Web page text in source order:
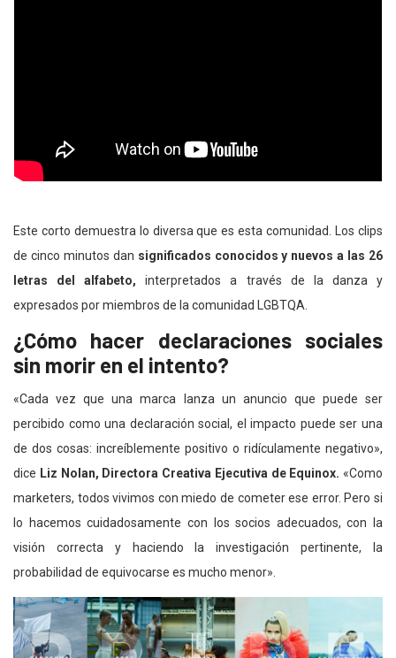
Este corto demuestra lo diversa que es esta comunidad. Los clips
de cinco minutos dan significados conocidos y nuevos a las 26
letras del alfabeto, interpretados a través de la danza y
expresados por miembros de la comunidad LGBTQA.
¿Cómo hacer declaraciones sociales
sin morir en el intento?
«Cada vez que una marca lanza un anuncio que puede ser
percibido como una declaración social, el impacto puede ser una
de dos cosas: increíblemente positivo o ridículamente negativo»,
dice Liz Nolan, Directora Creativa Ejecutiva de Equinox. «Como
marketers, todos vivimos con miedo de cometer ese error. Pero si
lo hacemos cuidadosamente con los socios adecuados, con la
visión correcta y haciendo la investigación pertinente, la
probabilidad de equivocarse es mucho menor».